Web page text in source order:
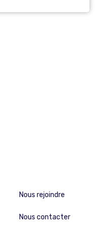
Nous rejoindre
Nous contacter